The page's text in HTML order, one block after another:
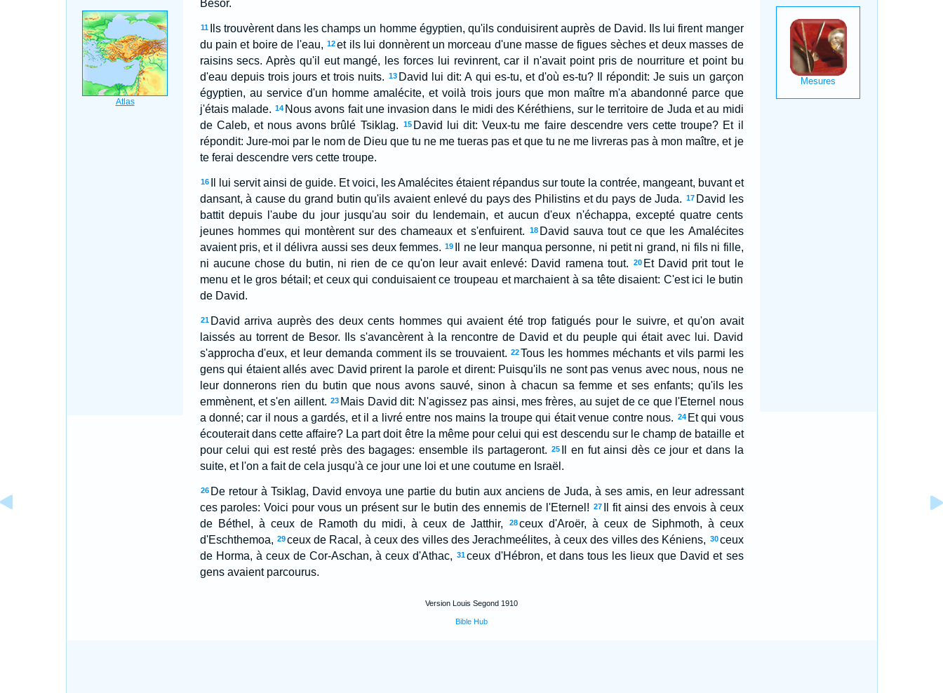
Besor.
11
Ils trouvèrent dans les champs un homme égyptien, qu'ils conduisirent auprès de David. Ils lui firent manger
du pain et boire de l'eau, 12et ils lui donnèrent un morceau d'une masse de figues sèches et deux masses de
raisins secs. Après qu'il eut mangé, les forces lui revinrent, car il n'avait point pris de nourriture et point bu
d'eau depuis trois jours et trois nuits. 13 David lui dit: A qui es-tu, et d'où es-tu? Il répondit: Je suis un garçon
égyptien, au service d'un homme amalécite, et voilà trois jours que mon maître m'a abandonné parce que
j'étais malade. 14 Nous avons fait une invasion dans le midi des Kéréthiens, sur le territoire de Juda et au midi
de Caleb, et nous avons brûlé Tsiklag.
15 David lui dit: Veux-tu me faire descendre vers cette troupe? Et il
répondit: Jure-moi par le nom de Dieu que tu ne me tueras pas et que tu ne me livreras pas à mon maître, et je
te ferai descendre vers cette troupe.
16
Il lui servit ainsi de guide. Et voici, les Amalécites étaient répandus sur toute la contrée, mangeant, buvant et
dansant, à cause du grand butin qu'ils avaient enlevé du pays des Philistins et du pays de Juda. 17 David les
battit depuis l'aube du jour jusqu'au soir du lendemain, et aucun d'eux n'échappa, excepté quatre cents
jeunes hommes qui montèrent sur des chameaux et s'enfuirent.
18 David sauva tout ce que les Amalécites
avaient pris, et il délivra aussi ses deux femmes. 19
Il ne leur manqua personne, ni petit ni grand, ni fils ni fille,
ni aucune chose du butin, ni rien de ce qu'on leur avait enlevé: David ramena tout.
20 Et David prit tout le
menu et le gros bétail; et ceux qui conduisaient ce troupeau et marchaient à sa tête disaient: C'est ici le butin
de David.
21 David arriva auprès des deux cents hommes qui avaient été trop fatigués pour le suivre, et qu'on avait
laissés au torrent de Besor. Ils s'avancèrent à la rencontre de David et du peuple qui était avec lui. David
s'approcha d'eux, et leur demanda comment ils se trouvaient. 22Tous les hommes méchants et vils parmi les
gens qui étaient allés avec David prirent la parole et dirent: Puisqu'ils ne sont pas venus avec nous, nous ne
leur donnerons rien du butin que nous avons sauvé, sinon à chacun sa femme et ses enfants; qu'ils les
emmènent, et s'en aillent. 23 Mais David dit: N'agissez pas ainsi, mes frères, au sujet de ce que l'Eternel nous
a donné; car il nous a gardés, et il a livré entre nos mains la troupe qui était venue contre nous. 24 Et qui vous
écouterait dans cette affaire? La part doit être la même pour celui qui est descendu sur le champ de bataille et
pour celui qui est resté près des bagages: ensemble ils partageront.
25
Il en fut ainsi dès ce jour et dans la
suite, et l'on a fait de cela jusqu'à ce jour une loi et une coutume en Israël.
26 De retour à Tsiklag, David envoya une partie du butin aux anciens de Juda, à ses amis, en leur adressant
ces paroles: Voici pour vous un présent sur le butin des ennemis de l'Eternel! 27
Il fit ainsi des envois à ceux
de Béthel, à ceux de Ramoth du midi, à ceux de Jatthir,
28 ceux d'Aroër, à ceux de Siphmoth, à ceux
d'Eschthemoa, 29ceux de Racal, à ceux des villes des Jerachmeélites, à ceux des villes des Kéniens, 30 ceux
de Horma, à ceux de Cor-Aschan, à ceux d'Athac,
31 ceux d'Hébron, et dans tous les lieux que David et ses
gens avaient parcourus.
Version Louis Segond 1910
Bible Hub